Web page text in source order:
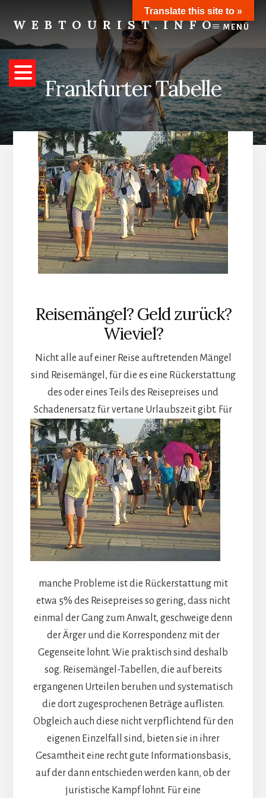
content
WEBTOURIST.INFO
Reisen
MENÜ
Frankfurter Tabelle
Reisemängel? Geld zurück?
Wieviel?
Nicht alle auf einer Reise auftretenden Mängel
sind Reisemängel, für die es eine Rückerstattung
des oder eines Teils des Reisepreises und
Schadenersatz für vertane Urlaubszeit gibt. Für
manche Probleme ist die Rückerstattung mit
etwa 5% des Reisepreises so gering, dass nicht
einmal der Gang zum Anwalt, geschweige denn
der Ärger und die Korrespondenz mit der
Gegenseite lohnt. Wie praktisch sind deshalb
sog. Reisemängel-Tabellen, die auf bereits
ergangenen Urteilen beruhen und systematisch
die dort zugesprochenen Beträge auflisten.
Obgleich auch diese nicht verpflichtend für den
eigenen Einzelfall sind, bieten sie in ihrer
Gesamtheit eine recht gute Informationsbasis,
auf der dann entschieden werden kann, ob der
juristische Kampf lohnt. Für eine
Translate this site to »